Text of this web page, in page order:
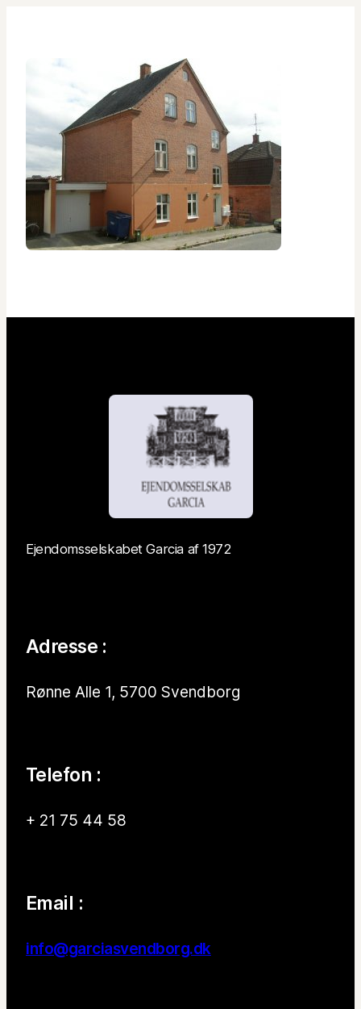
Ejendomsselskabet Garcia af 1972
Adresse :
Rønne Alle 1, 5700 Svendborg
Telefon :
+ 21 75 44 58
Email :
info@garciasvendborg.dk